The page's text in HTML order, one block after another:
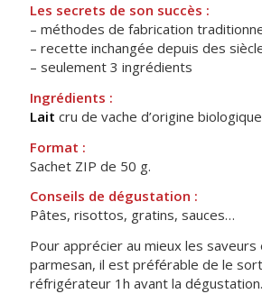
Les secrets de son succès :
– méthodes de fabrication
– recette inchangée depuis des
– seulement 3 ingrédients
Ingrédients :
Lait cru de vache d’origine
Format :
Sachet ZIP de 50 g.
Conseils de dégustation :
Pâtes, risottos, gratins, sauces…
Pour apprécier au mieux les
parmesan, il est préférable de le
réfrigérateur 1h avant la dégustation.